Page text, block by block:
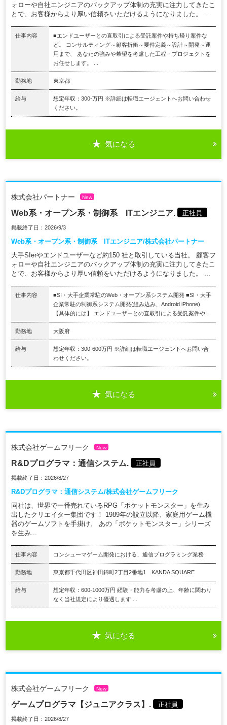
ォローや自社エンジニアのバックアップ体制の充実に注力してきたこ
とで、お客様からより厚い信頼をいただけるようになりました。 ...
仕事内容
■エンドユーザーとの直取引による受託案件や持ち帰り案件な
ど。 コンサルティング～顧客折衝～要件定義～設計～開発～運
用まで、 あなたの強みや希望を考慮した工程・プロジェクトを
お任せします。 ...
勤務地 東京都
給与
想定年収：300-万円 ※詳細は転職エージェントへお問い合わせ
ください。
気になる
株式会社パートナー New
Web系・オープン系・制御系 ITエンジニア. 正社員
掲載終了日：2026/9/3
Web系・オープン系・制御系 ITエンジニア/株式会社パートナー
大手SIerやエンドユーザーなど約150 社と取引している当社。 顧客フ
ォローや自社エンジニアのバックアップ体制の充実に注力してきたこ
とで、お客様からより厚い信頼をいただけるようになりました。 ...
仕事内容
■SI・大手企業常駐のWeb・オープン系システム開発 ■SI・大手
企業常駐の制御系システム開発(組み込み、Android iPhone)
【具体的には】 エンドユーザーとの直取引による受託案件や...
勤務地 大阪府
給与
想定年収：300-600万円 ※詳細は転職エージェントへお問い合
わせください。
気になる
株式会社ゲームフリーク New
R&Dプログラマ：通信システム. 正社員
掲載終了日：2026/8/27
R&Dプログラマ：通信システム/株式会社ゲームフリーク
同社は、世界で一番売れているRPG「ポケットモンスター」を生み
出したクリエイター集団です！ 1989年の設立以降、家庭用ゲーム機
器のゲームソフトを手掛け、 あの「ポケットモンスター」シリーズ
を生み...
仕事内容 コンシューマゲーム開発における、通信プログラミング業務
勤務地 東京都千代田区神田錦町2丁目2番地1 KANDA SQUARE
給与
想定年収：600-1000万円 経験・能力を考慮の上、年齢に関わり
なく当社規定により優遇します ...
気になる
株式会社ゲームフリーク New
ゲームプログラマ【ジュニアクラス】. 正社員
掲載終了日：2026/8/27